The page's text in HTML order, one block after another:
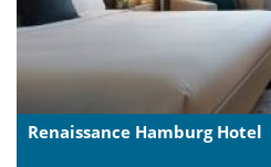
Renaissance Hamburg Hotel